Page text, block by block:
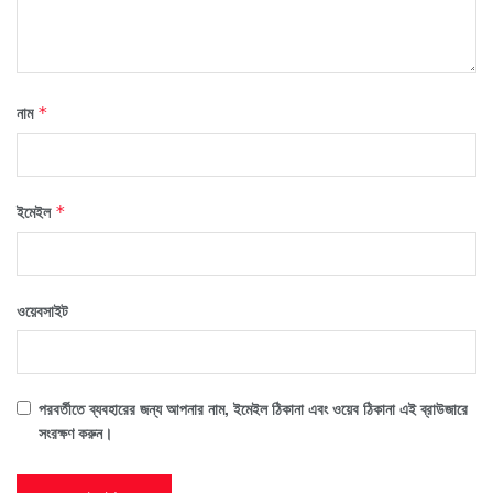
নাম *
ইমেইল *
ওয়েবসাইট
পরবর্তীতে ব্যবহারের জন্য আপনার নাম, ইমেইল ঠিকানা এবং ওয়েব ঠিকানা এই ব্রাউজারে
সংরক্ষণ করুন।